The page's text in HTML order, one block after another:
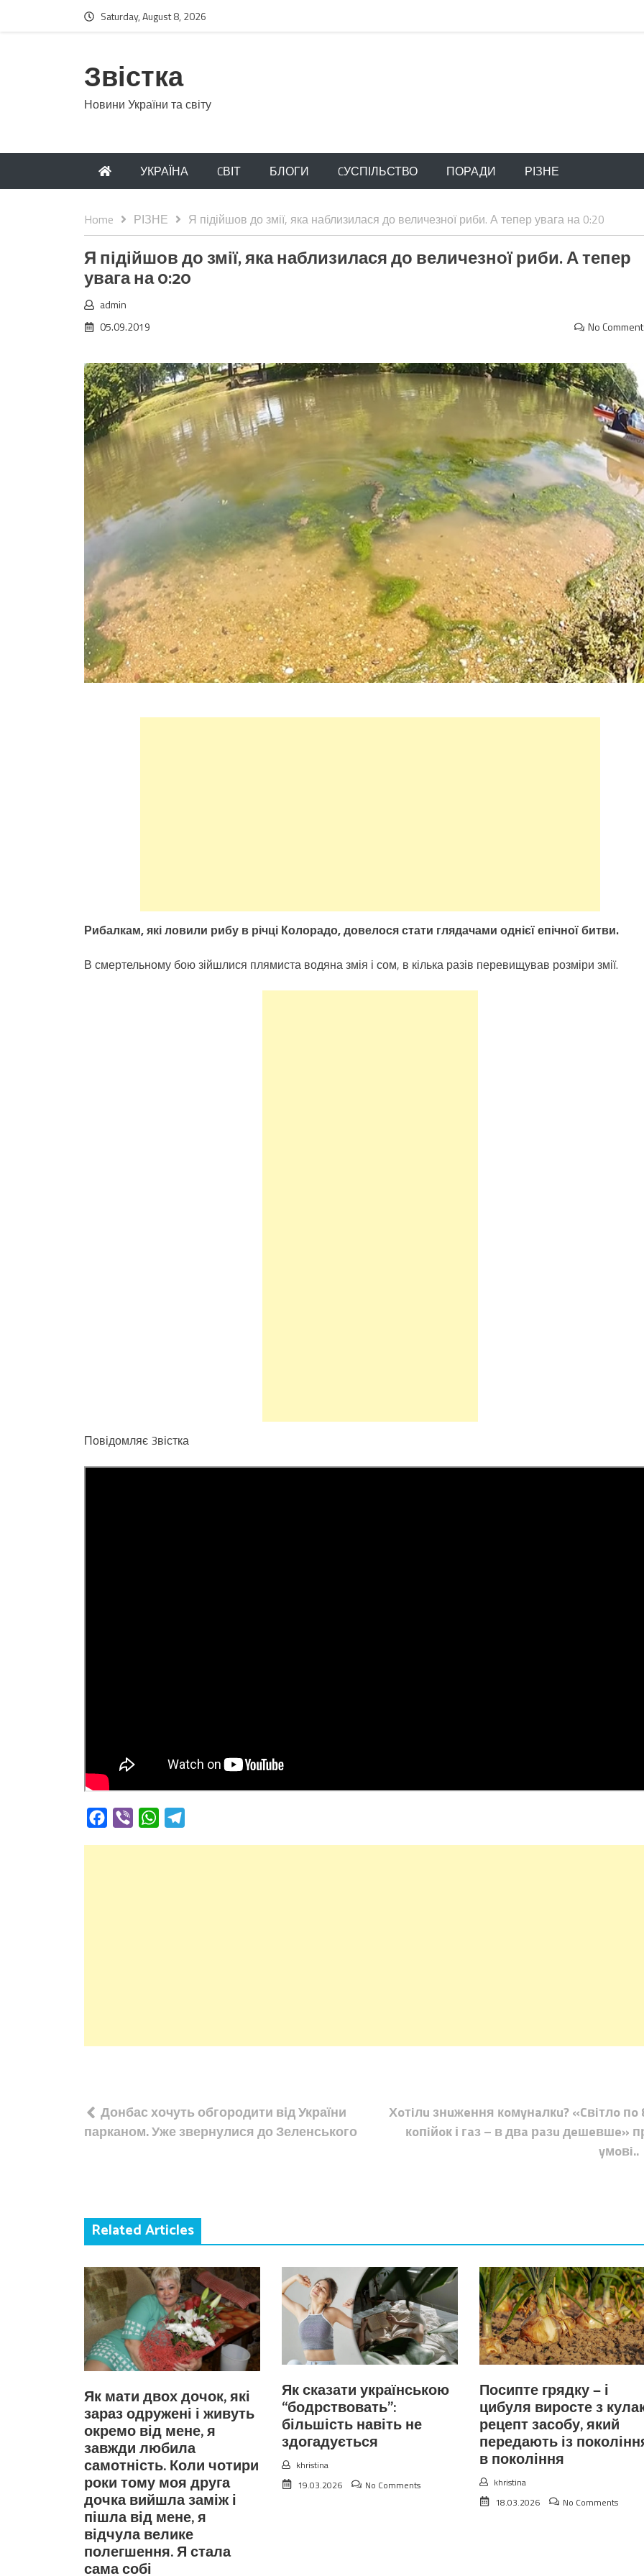
Saturday, August 8, 2026
Звістка
Новини України та світу
УКРАЇНА CВІТ БЛОГИ CУСПІЛЬСТВО ПОРАДИ РІЗНЕ
Home РІЗНЕ Я підійшов до змії, яка наблизилася до величезної риби. А тепер увага на 0:20
Я підійшов до змії, яка наблизилася до величезної риби. А тепер
увага на 0:20
admin
05.09.2019
No
Рибалкам, які ловили рибу в річці Колорадо, довелося стати глядачами однієї епічної битви.
В смертельному бою зійшлися плямиста водяна змія і сом, в кілька разів перевищував розміри змії.
Повідомляє 3вістка
Facebook
Viber WhatsApp
Навігація
записів
Донбас хочуть обгородити від України
парканом. Уже звернулися до Зеленського
Хoтiлu знuжeння кoмyнaлкu? «Cвiтлo пo
кoпiйoк і гaз – в двa рaзu дeшeвшe»
yмoвi..
Related Articles
Як мати двох дочок, які
зараз одружені і живуть
окремо від мене, я
завжди любила
самотність. Коли чотири
роки тому моя друга
дочка вийшла заміж і
пішла від мене, я
відчула велике
полегшення. Я стала
сама собі
Як сказати українською
“бодрствовать”:
більшість навіть не
здогадується
khristina
19.03.2026
No Comments
Посипте грядку — і
цибуля виросте з
рецепт засобу, який
передають із
в покоління
khristina
18.03.2026
No Comments